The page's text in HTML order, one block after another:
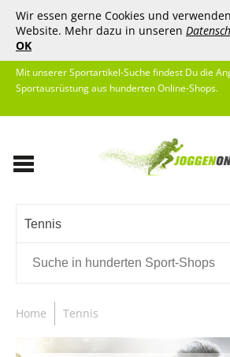
Wir essen gerne Cookies und
Website. Mehr dazu in unseren
OK
Mit unserer Sportartikel-Suche findest Du die
Sportausrüstung aus hunderten Online-Shops.
Tennis
Home Tennis